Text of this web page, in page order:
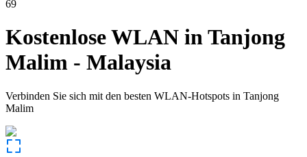
69
Kostenlose WLAN inTanjong
Malim - Malaysia
Verbinden Sie sich mit den besten WLAN-Hotspots in Tanjong
Malim